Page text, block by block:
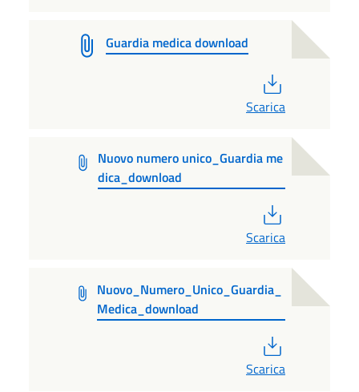
Guardia medica download
Scarica
Nuovo numero unico_Guardia me
dica_download
Scarica
Nuovo_Numero_Unico_Guardia_
Medica_download
Scarica